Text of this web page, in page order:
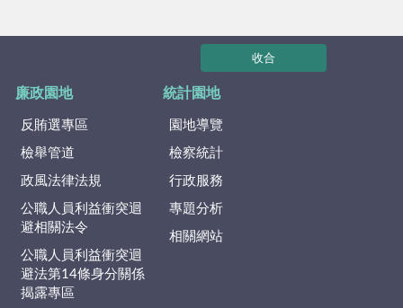
收合
廉政園地
反賄選專區
檢舉管道
政風法律法規
公職人員利益衝突迴
避相關法令
公職人員利益衝突迴
避法第14條身分關係
揭露專區
統計園地
園地導覽
檢察統計
行政服務
專題分析
相關網站